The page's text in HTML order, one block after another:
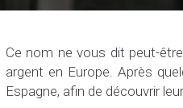
Ce nom ne vous dit peut-
argent en Europe. Après
Espagne, afin de découvrir